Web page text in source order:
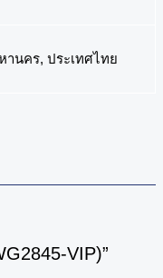
านคร, ประเทศไทย
VIP)”